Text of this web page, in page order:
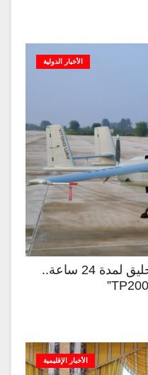
الأخبار الدولية
بحمولة طن وقدرة على التحليق لمدة 24 ساعة..
الأخبار الإقليمية